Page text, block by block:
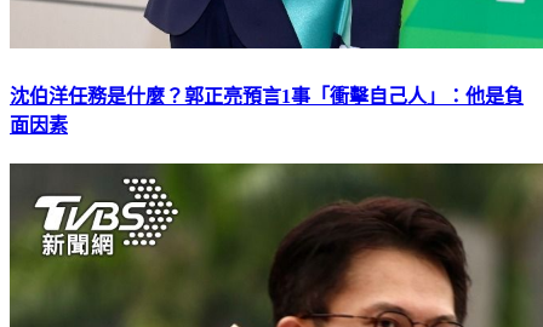
沈伯洋任務是什麼？郭正亮預言1事「衝擊自己人」：他是負
面因素